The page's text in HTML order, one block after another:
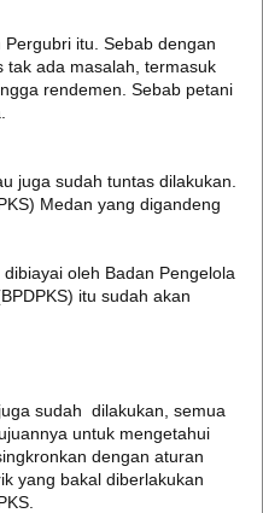
itu. Sebab dengan
tak ada masalah, termasuk
rendemen. Sebab petani
juga sudah tuntas dilakukan.
Medan yang digandeng
oleh Badan Pengelola
itu sudah akan
sudah dilakukan, semua
untuk mengetahui
dengan aturan
yang bakal diberlakukan